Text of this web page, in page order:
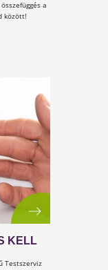
EGYENSÚLY
körében,
finomhangolt
és az alváshiány.